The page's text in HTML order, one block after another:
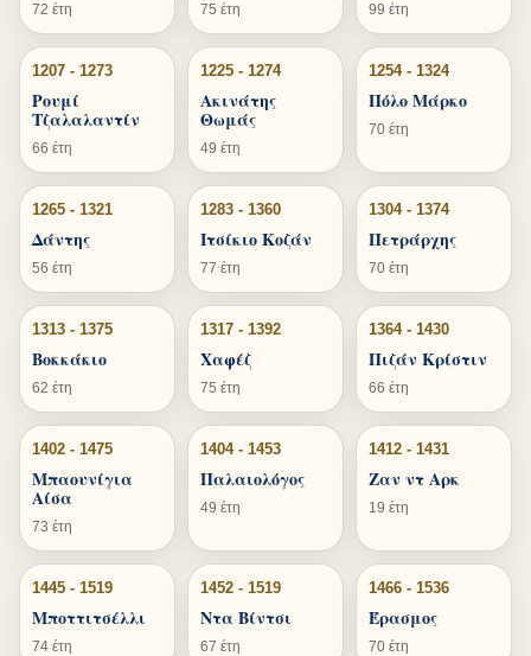
72 έτη 75 έτη 99 έτη
1207 - 1273
Ρουμί
Τζαλαλαντίν
66 έτη
1225 - 1274
Ακινάτης
Θωμάς
49 έτη
1254 - 1324
Πόλο Μάρκο
70 έτη
1265 - 1321
Δάντης
56 έτη
1283 - 1360
Ιτσίκιο Κοζάν
77 έτη
1304 - 1374
Πετράρχης
70 έτη
1313 - 1375
Βοκκάκιο
62 έτη
1317 - 1392
Χαφέζ
75 έτη
1364 - 1430
Πιζάν Κρίστιν
66 έτη
1402 - 1475
Μπαουνίγια
Αίσα
73 έτη
1404 - 1453
Παλαιολόγος
49 έτη
1412 - 1431
Ζαν ντ Αρκ
19 έτη
1445 - 1519
Μποττιτσέλλι
74 έτη
1452 - 1519
Ντα Βίντσι
67 έτη
1466 - 1536
Έρασμος
70 έτη